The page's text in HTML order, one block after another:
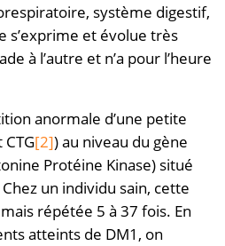
système digestif,
s’exprime et évolue très
à l’autre et n’a pour l’heure
anormale d’une petite
[2]) au niveau du gène
Protéine Kinase) situé
un individu sain, cette
répétée 5 à 37 fois. En
atteints de DM1, on